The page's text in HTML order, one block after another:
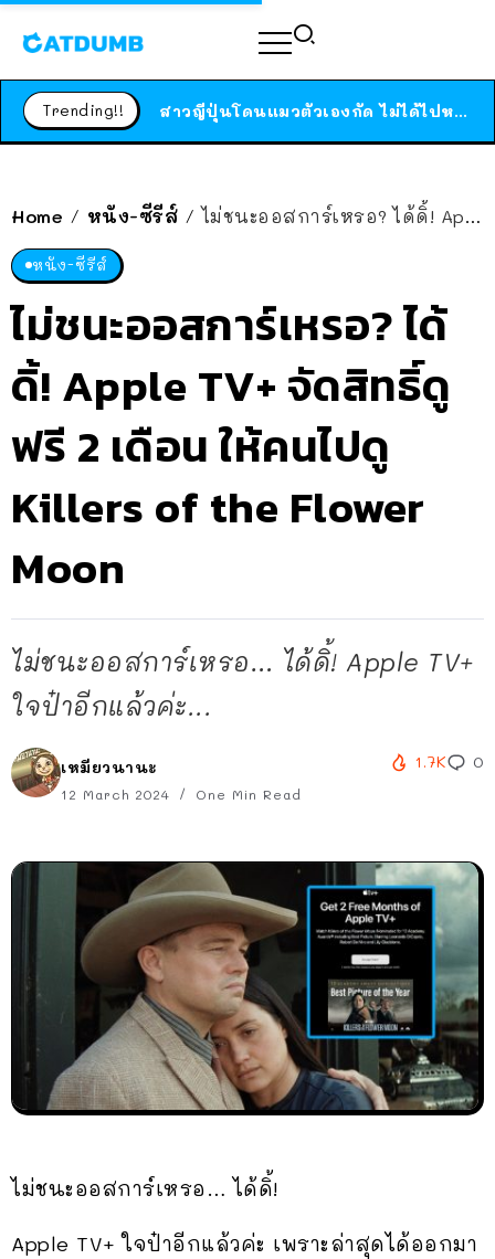
Trending!!
สาวญี่ปุ่นโดนแมวตัวเองกัด ไม่ได้ไปหาหมอตั้งแต่เนิ่นๆ สุดท้ายขาบวม กลายเป็นโรคเนื้อเน่า เตือนทาสแมวทั้งหลายให้ระวัง
ได้เวลาเด็กหนวดรวมตัว RF Online Next เปิดให้เล่นแล้ว เกม Sci-Fi MMORPG ระดับตำนาน เล่นได้ทั้งมือถือและ PC
Home / หนัง-ซีรีส์ / ไม่ชนะออสการ์เหรอ? ได้ดิ้! Apple TV+ จัดสิทธิ์ดูฟรี 2 เดือน ให้คนไปดู Killers of the Flower Moon
หนัง-ซีรีส์
ไม่ชนะออสการ์เหรอ? ได้
ดิ้! Apple TV+ จัดสิทธิ์ดู
ฟรี 2 เดือน ให้คนไปดู
Killers of the Flower
Moon
ไม่ชนะออสการ์เหรอ… ได้ดิ้! Apple TV+
ใจป๋าอีกแล้วค่ะ...
เหมียวนานะ
12 March 2024 One Min Read
1.7K 0
ไม่ชนะออสการ์เหรอ… ได้ดิ้!
Apple TV+ ใจป๋าอีกแล้วค่ะ เพราะล่าสุดได้ออกมา